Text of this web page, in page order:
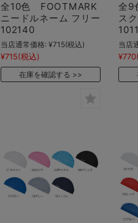
全10色 FOOTMARK
ニードルネーム フリー
102140
当店通常価格: ¥715(税込)
¥715(税込)
在庫を確認する
全9
ス
当店
¥770